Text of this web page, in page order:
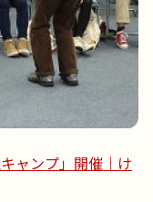
ャンプ」開催｜け